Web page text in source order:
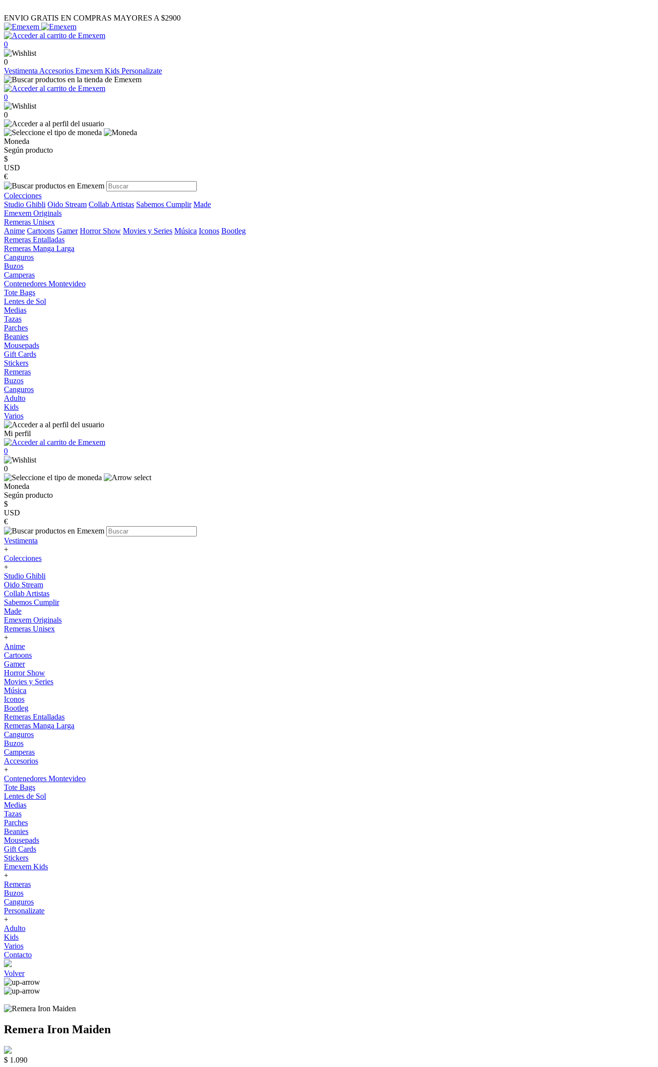
ENVIO GRATIS EN COMPRAS MAYORES A $2900
0
0
Vestimenta Accesorios Emexem Kids Personalizate
0
0
Moneda
Según producto
$
USD
€
Colecciones
Studio Ghibli Oido Stream Collab Artistas Sabemos Cumplir Made
Emexem Originals
Remeras Unisex
Anime Cartoons Gamer Horror Show Movies y Series Música Iconos Bootleg
Remeras Entalladas
Remeras Manga Larga
Canguros
Buzos
Camperas
Contenedores Montevideo
Tote Bags
Lentes de Sol
Medias
Tazas
Parches
Beanies
Mousepads
Gift Cards
Stickers
Remeras
Buzos
Canguros
Adulto
Kids
Varios
Mi perfil
0
0
Moneda
Según producto
$
USD
€
Vestimenta
+
Colecciones
+
Studio Ghibli
Oido Stream
Collab Artistas
Sabemos Cumplir
Made
Emexem Originals
Remeras Unisex
+
Anime
Cartoons
Gamer
Horror Show
Movies y Series
Música
Iconos
Bootleg
Remeras Entalladas
Remeras Manga Larga
Canguros
Buzos
Camperas
Accesorios
+
Contenedores Montevideo
Tote Bags
Lentes de Sol
Medias
Tazas
Parches
Beanies
Mousepads
Gift Cards
Stickers
Emexem Kids
+
Remeras
Buzos
Canguros
Personalizate
+
Adulto
Kids
Varios
Contacto
Volver
Remera Iron Maiden
$ 1.090